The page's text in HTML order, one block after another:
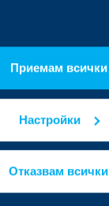
Приемам всички
Настройки
Отказвам всички